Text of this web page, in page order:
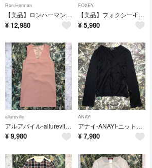
Ron Herman
【美品】ロンハーマンヴィンテージ-R.H.vintage-ロングスカート
¥ 12,980
FOXEY
【美品】フォクシー-FOXEY-ムートンポシェット
¥ 5,980
allureville
アルアバイル-allureville-ノースリーブワンピース
¥ 9,980
ANAYI
アナイ-ANAYI-ニットカーディガン
¥ 7,980